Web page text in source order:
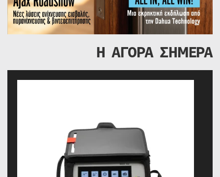
Η ΑΓΟΡΑ ΣΗΜΕΡΑ